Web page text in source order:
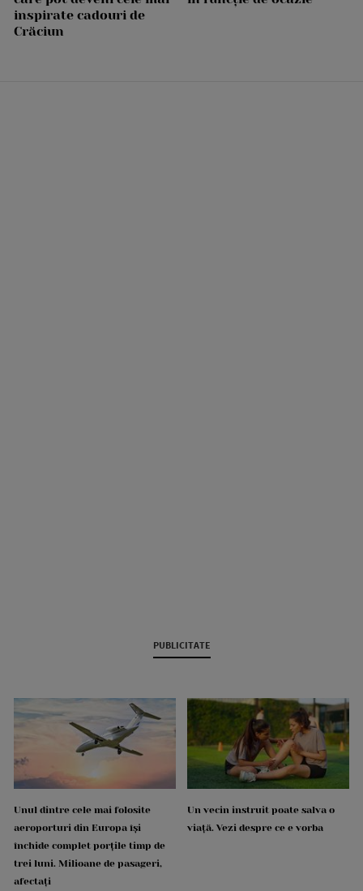
inspirate cadouri de
Crăciun
PUBLICITATE
Unul dintre cele mai folosite
aeroporturi din Europa își
închide complet porțile timp de
trei luni. Milioane de pasageri,
afectați
Un vecin instruit poate salva o
viață. Vezi despre ce e vorba